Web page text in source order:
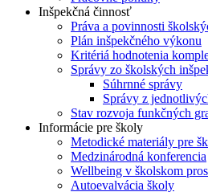
Inšpekčná činnosť
Práva a povinnosti
Plán inšpekčného výkonu
Kritériá hodnotenia
Správy zo školských
Súhrnné správy
Správy z
Stav rozvoja funkčných
Informácie pre školy
Metodické materiály pre
Medzinárodná konferencia
Wellbeing v školskom
Autoevalvácia školy